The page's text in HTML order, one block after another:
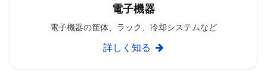
電子機器
電子機器の筐体、ラック、冷却システムなど
詳しく知る